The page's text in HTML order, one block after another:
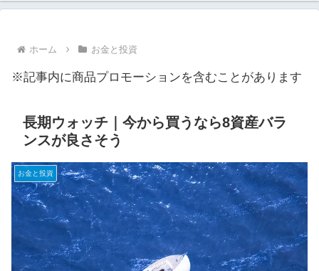
ホーム お金と投資
※記事内に商品プロモーションを含むことがあります
長期ウォッチ｜今から買うなら8資産バラ
ンスが良さそう
お金と投資